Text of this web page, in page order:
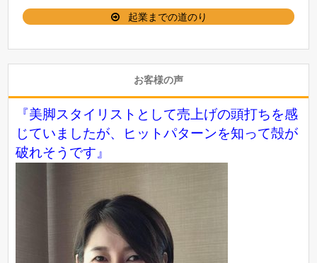
起業までの道のり
お客様の声
『美脚スタイリストとして売上げの頭打ちを感
じていましたが、ヒットパターンを知って殻が
破れそうです』